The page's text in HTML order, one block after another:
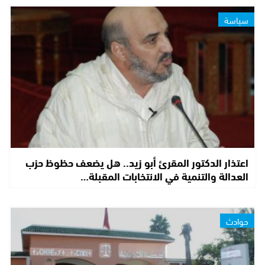
سياسة
اعتذار الدكتور المقرئ أبو زيد.. هل يضعف حظوظ حزب
العدالة والتنمية في الانتخابات المقبلة…
حوادث